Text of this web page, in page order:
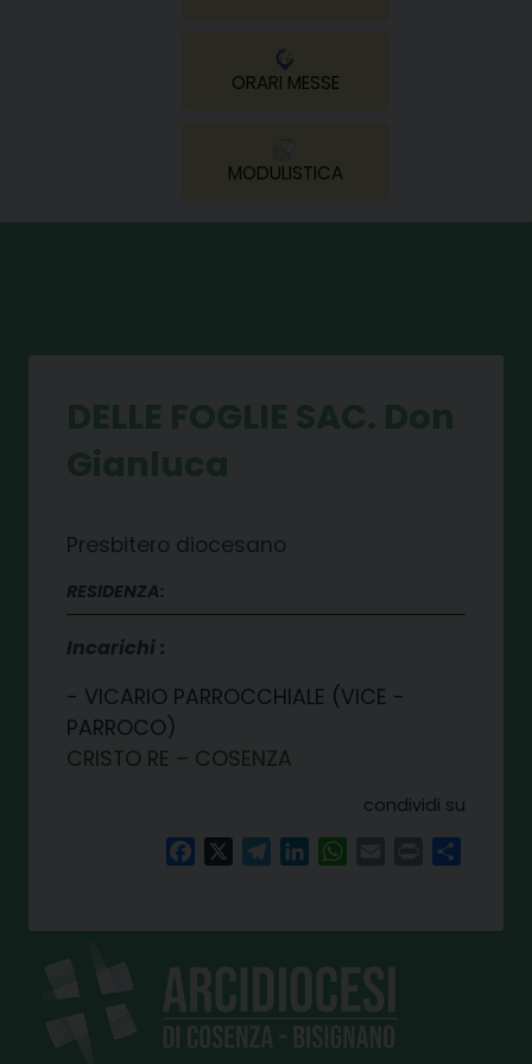
ORARI MESSE
MODULISTICA
Presbitero diocesano
RESIDENZA:
Incarichi
VICARIO PARROCCHIALE (VICE -
PARROCO)
CRISTO RE – COSENZA
condividi su
FacebookTelegramLinkedInWhatsAppPrint